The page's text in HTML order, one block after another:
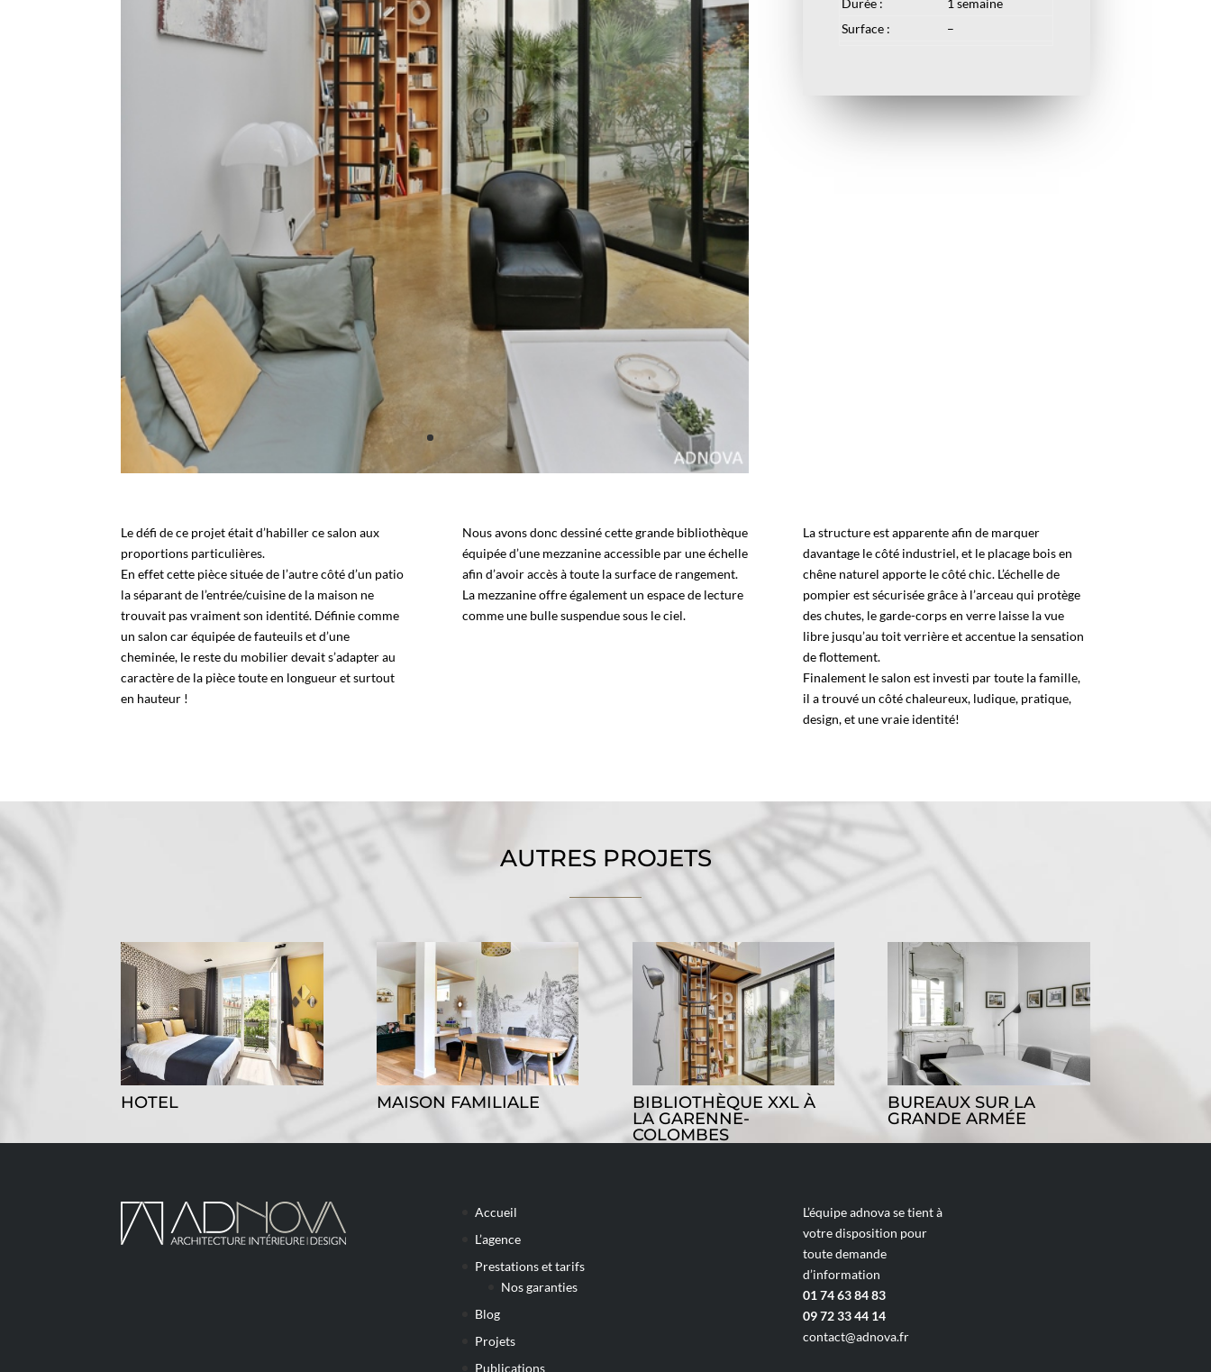
Durée :
1 semaine
Surface :
–
Le défi de ce projet était d’habiller ce salon aux
proportions particulières.
En effet cette pièce située de l’autre côté d’un patio
la séparant de l’entrée/cuisine de la maison ne
trouvait pas vraiment son identité. Définie comme
un salon car équipée de fauteuils et d’une
cheminée, le reste du mobilier devait s’adapter au
caractère de la pièce toute en longueur et surtout
en hauteur !
Nous avons donc dessiné cette grande bibliothèque
équipée d’une mezzanine accessible par une échelle
afin d’avoir accès à toute la surface de rangement.
La mezzanine offre également un espace de lecture
comme une bulle suspendue sous le ciel.
La structure est apparente afin de marquer
davantage le côté industriel, et le placage bois en
chêne naturel apporte le côté chic. L’échelle de
pompier est sécurisée grâce à l’arceau qui protège
des chutes, le garde-corps en verre laisse la vue
libre jusqu’au toit verrière et accentue la sensation
de flottement.
Finalement le salon est investi par toute la famille,
il a trouvé un côté chaleureux, ludique, pratique,
design, et une vraie identité!
AUTRES PROJETS
HOTEL MAISON FAMILIALE
BIBLIOTHÈQUE XXL À
LA GARENNE-
COLOMBES
BUREAUX SUR LA
GRANDE ARMÉE
Accueil
L’agence
Prestations et tarifs
Nos garanties
Blog
Projets
Publications
L’équipe adnova se tient à
votre disposition pour
toute demande
d’information
01 74 63 84 83
09 72 33 44 14
contact@adnova.fr